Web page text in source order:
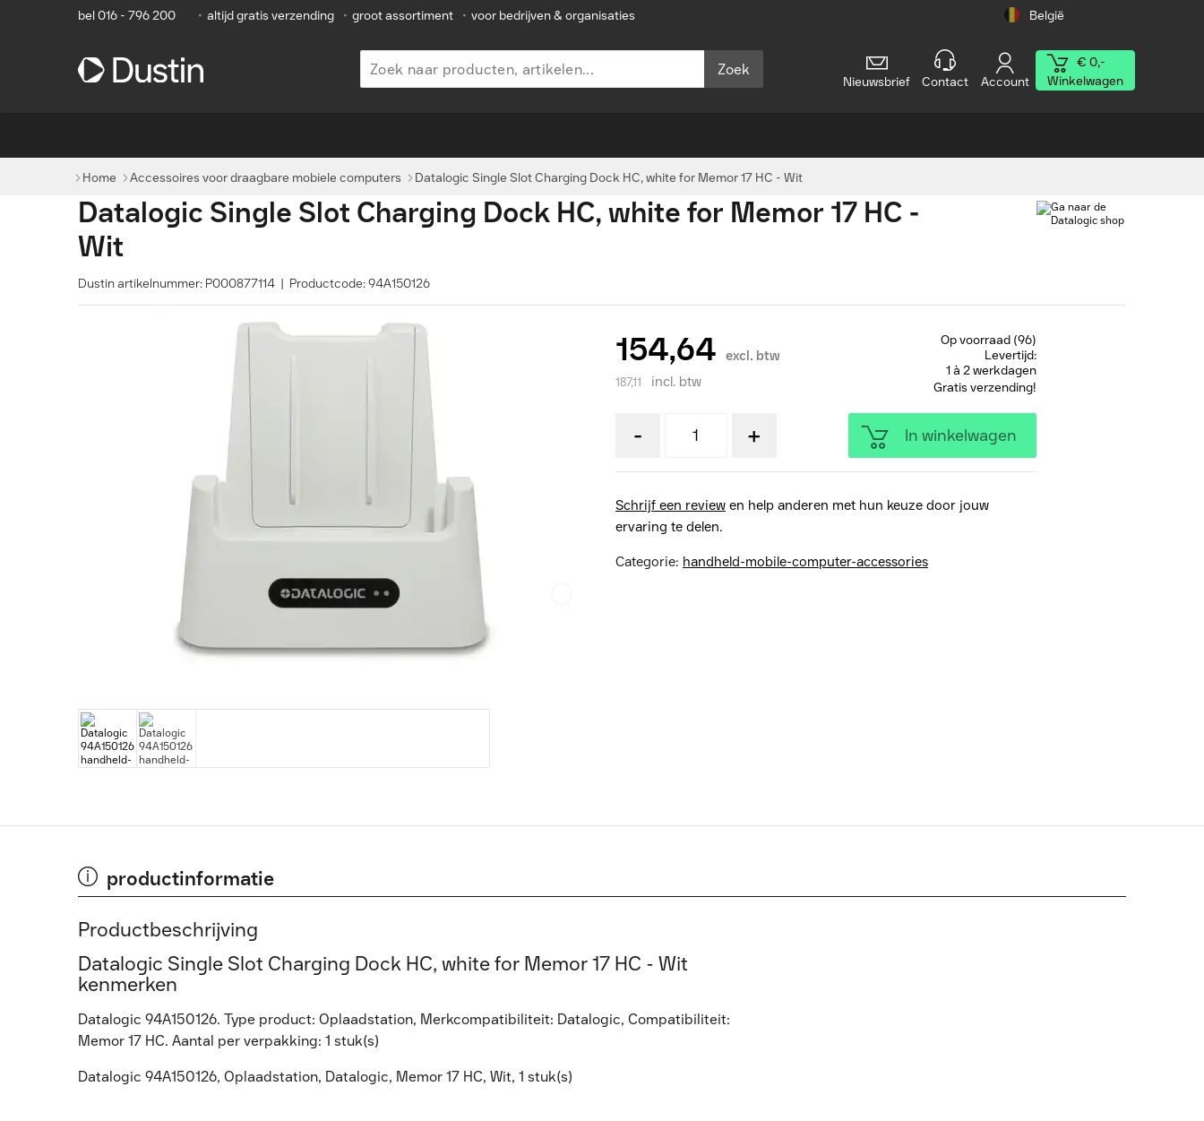
bel 016 - 796 200 • altijd gratis verzending • groot assortiment • voor bedrijven & organisaties België
Zoek
Nieuwsbrief Contact Account
€ 0,-
Winkelwagen
Home Accessoires voor draagbare mobiele computers Datalogic Single Slot Charging Dock HC, white for Memor 17 HC - Wit
Datalogic Single Slot Charging Dock HC, white for Memor 17 HC -
Wit
Dustin artikelnummer: P000877114 | Productcode: 94A150126
154,64 excl. btw
187,11 incl. btw
Op voorraad (96)
Levertijd:
1 à 2 werkdagen
Gratis verzending!
- + In winkelwagen
Schrijf een review en help anderen met hun keuze door jouw
ervaring te delen.
Categorie: handheld-mobile-computer-accessories
productinformatie
Productbeschrijving
Datalogic Single Slot Charging Dock HC, white for Memor 17 HC - Wit
kenmerken
Datalogic 94A150126. Type product: Oplaadstation, Merkcompatibiliteit: Datalogic, Compatibiliteit:
Memor 17 HC. Aantal per verpakking: 1 stuk(s)
Datalogic 94A150126, Oplaadstation, Datalogic, Memor 17 HC, Wit, 1 stuk(s)